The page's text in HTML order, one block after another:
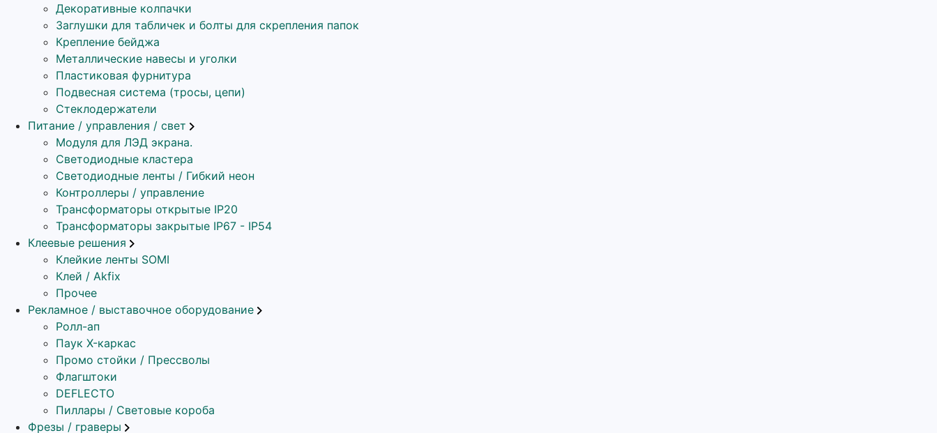
Декоративные колпачки
Заглушки для табличек и болты для скрепления папок
Крепление бейджа
Металлические навесы и уголки
Пластиковая фурнитура
Подвесная система (тросы, цепи)
Стеклодержатели
Питание / управления / свет
Модуля для ЛЭД экрана.
Светодиодные кластера
Светодиодные ленты / Гибкий неон
Контроллеры / управление
Трансформаторы открытые IP20
Трансформаторы закрытые IP67 - IP54
Клеевые решения
Клейкие ленты SOMI
Клей / Akfix
Прочее
Рекламное / выставочное оборудование
Ролл-ап
Паук X-каркас
Промо стойки / Прессволы
Флагштоки
DEFLECTO
Пиллары / Световые короба
Фрезы / граверы